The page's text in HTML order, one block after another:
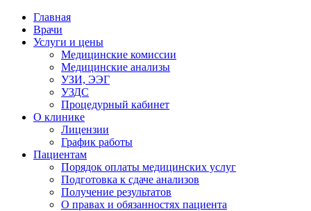
Главная
Врачи
Услуги и цены
Медицинские комиссии
Медицинские анализы
УЗИ, ЭЭГ
УЗДС
Процедурный кабинет
О клинике
Лицензии
График работы
Пациентам
Порядок оплаты медицинских услуг
Подготовка к сдаче анализов
Получение результатов
О правах и обязанностях пациента